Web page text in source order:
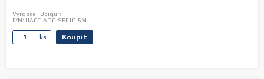
Výrobce: Ubiquiti
P/N: UACC-AOC-SFP10-5M
ks. Koupit